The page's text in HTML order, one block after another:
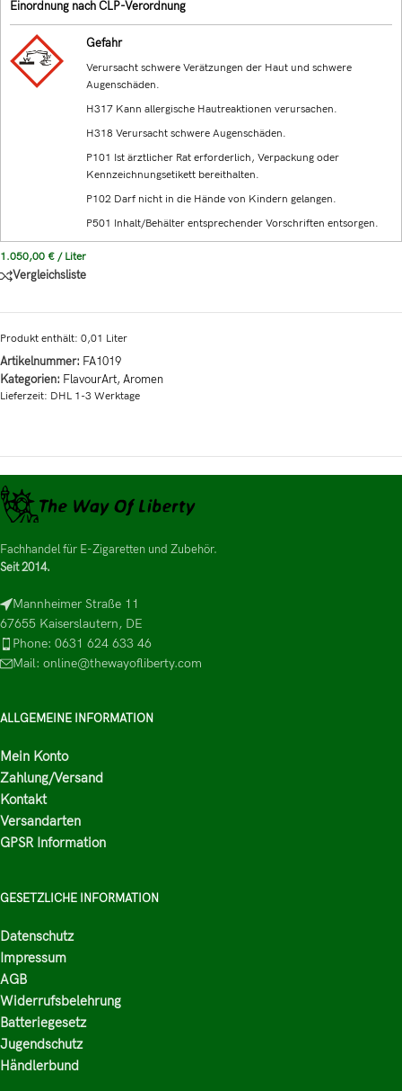
Einordnung nach CLP-Verordnung
Gefahr
Verursacht schwere Verätzungen der Haut und schwere
Augenschäden.
H317 Kann allergische Hautreaktionen verursachen.
H318 Verursacht schwere Augenschäden.
P101 Ist ärztlicher Rat erforderlich, Verpackung oder
Kennzeichnungsetikett bereithalten.
P102 Darf nicht in die Hände von Kindern gelangen.
P501 Inhalt/Behälter entsprechender Vorschriften entsorgen.
1.050,00 € / Liter
Vergleichsliste
Produkt enthält: 0,01 Liter
Artikelnummer: FA1019
Kategorien: FlavourArt,Aromen
Lieferzeit: DHL 1-3 Werktage
Fachhandel für E-Zigaretten und Zubehör.
Seit 2014.
Mannheimer Straße 11
67655 Kaiserslautern, DE
Phone: 0631 624 633 46
Mail: online@thewayofliberty.com
ALLGEMEINE INFORMATION
Mein Konto
Zahlung/Versand
Kontakt
Versandarten
GPSR Information
GESETZLICHE INFORMATION
Datenschutz
Impressum
AGB
Widerrufsbelehrung
Batteriegesetz
Jugendschutz
Händlerbund